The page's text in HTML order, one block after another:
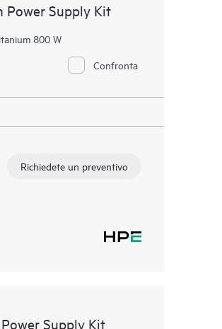
Power Supply Kit
800 W
Confronta
Richiedete un preventivo
Supply Kit